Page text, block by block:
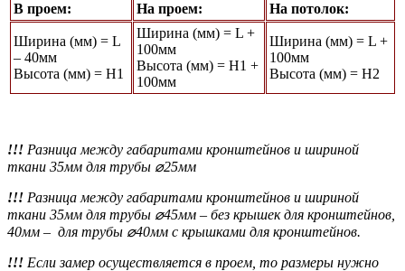
В проем: На проем: На потолок:
Ширина (мм) = L
– 40мм
Высота (мм) = Н1
Ширина (мм) = L +
100мм
Высота (мм) = Н1 +
100мм
Ширина (мм) = L +
100мм
Высота (мм) = Н2
!!! Разница между габаритами кронштейнов и шириной
ткани 35мм для трубы ⌀25мм
!!! Разница между габаритами кронштейнов и шириной
ткани 35мм для трубы ⌀45мм – без крышек для кронштейнов,
40мм – для трубы ⌀40мм с крышками для кронштейнов.
!!! Если замер осуществляется в проем, то размеры нужно